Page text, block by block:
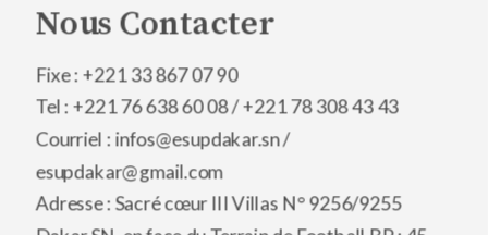
Nous Contacter
Fixe : +221 33 867 07 90
Tel : +221 76 638 60 08 /+221 78 308 43 43
Courriel : infos@esupdakar.sn /
esupdakar@gmail.com
Adresse : Sacré cœur III Villas N° 9256/9255